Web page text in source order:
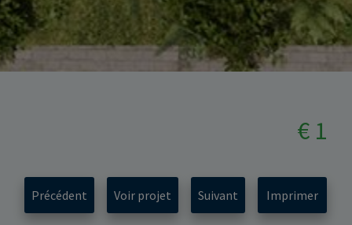
€ 1
Précédent Voir projet Suivant Imprimer